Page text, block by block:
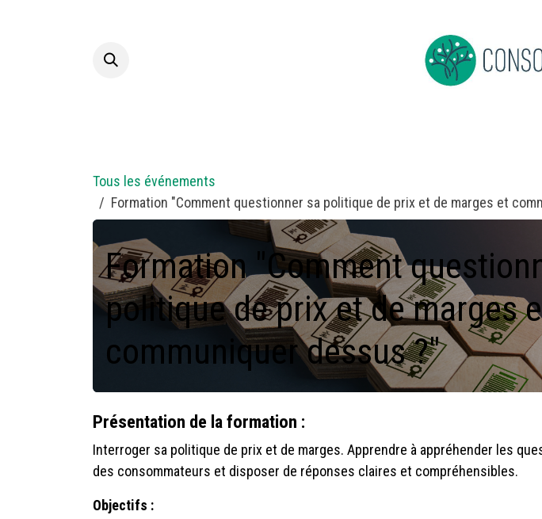
Tous les événements
Formation "Comment questionner sa politique de prix et de marges et
Formation "Comment
politique de prix et de marges
communiquer dessus ?"
Présentation de la formation :
Interroger sa politique de prix et de marges. Apprendre à appréhender les
des consommateurs et disposer de réponses claires et compréhensibles.
Objectifs :